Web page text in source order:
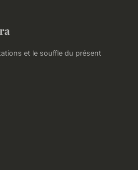
et le souffle du présent